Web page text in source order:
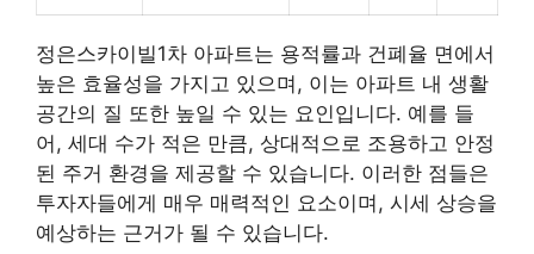
정은스카이빌1차 아파트는 용적률과 건폐율 면에서
높은 효율성을 가지고 있으며, 이는 아파트 내 생활
공간의 질 또한 높일 수 있는 요인입니다. 예를 들
어, 세대 수가 적은 만큼, 상대적으로 조용하고 안정
된 주거 환경을 제공할 수 있습니다. 이러한 점들은
투자자들에게 매우 매력적인 요소이며, 시세 상승을
예상하는 근거가 될 수 있습니다.